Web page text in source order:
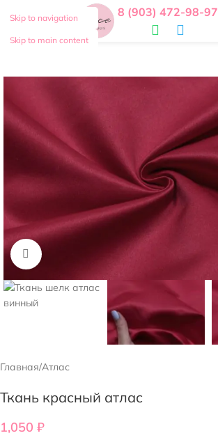
Skip to navigation
Skip to main content
8 (903) 472-98-97
Нажмите, чтобы увеличить
Главная/Атлас
Ткань красный атлас
1,050 ₽